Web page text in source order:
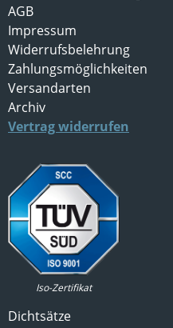
AGB
Impressum
Widerrufsbelehrung
Zahlungsmöglichkeiten
Versandarten
Archiv
Vertrag widerrufen
Iso-Zertifikat
Dichtsätze